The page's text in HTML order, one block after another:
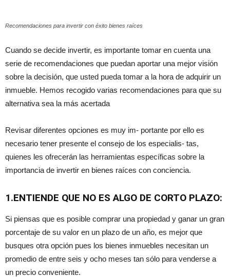
Recomendaciones para invertir con éxito bienes raíces
Cuando se decide invertir, es importante tomar en cuenta una
serie de recomendaciones que puedan aportar una mejor visión
sobre la decisión, que usted pueda tomar a la hora de adquirir un
inmueble. Hemos recogido varias recomendaciones para que su
alternativa sea la más acertada
Revisar diferentes opciones es muy im- portante por ello es
necesario tener presente el consejo de los especialis- tas,
quienes les ofrecerán las herramientas específicas sobre la
importancia de invertir en bienes raíces con conciencia.
1.ENTIENDE QUE NO ES ALGO DE CORTO PLAZO:
Si piensas que es posible comprar una propiedad y ganar un gran
porcentaje de su valor en un plazo de un año, es mejor que
busques otra opción pues los bienes inmuebles necesitan un
promedio de entre seis y ocho meses tan sólo para venderse a
un precio conveniente.